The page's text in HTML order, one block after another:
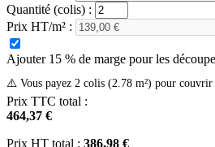
Quantité (colis) :
Prix HT/m² :
Ajouter 15 % de marge pour les
⚠️ Vous payez 2 colis (2.78 m²) pour couvrir
Prix TTC total :
464,37 €
Prix HT total : 386,98 €